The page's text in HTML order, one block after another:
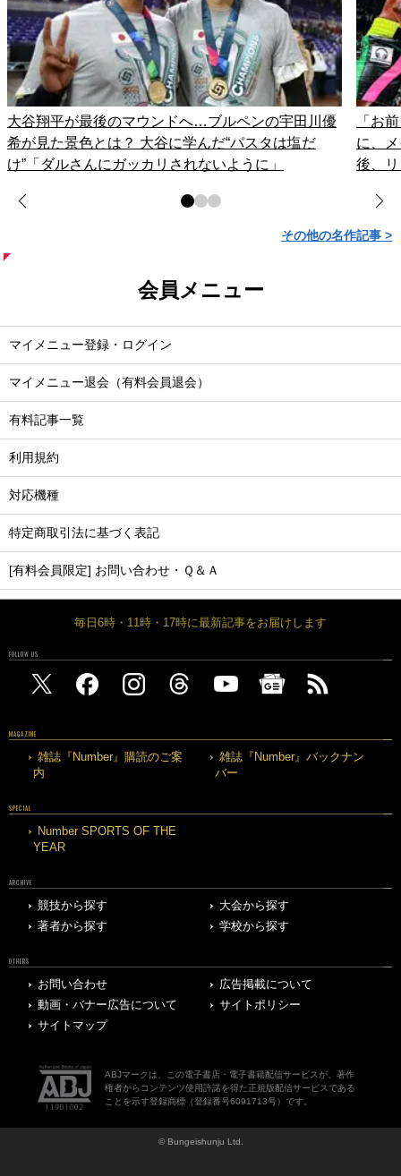
大谷翔平が最後のマウンドへ…ブルペンの宇田川優
希が見た景色とは？ 大谷に学んだ“パスタは塩だ
け”「ダルさんにガッカリされないように」
「お
に、
後、
その他の名作記事 >
会員メニュー
マイメニュー登録・ログイン
マイメニュー退会（有料会員退会）
有料記事一覧
利用規約
対応機種
特定商取引法に基づく表記
[有料会員限定] お問い合わせ・Ｑ＆Ａ
毎日6時・11時・17時に最新記事をお届けします
FOLLOW US
MAGAZINE
雑誌『Number』購読のご案
内
雑誌『Number』バックナン
バー
SPECIAL
Number SPORTS OF THE
YEAR
ARCHIVE
競技から探す
大会から探す
著者から探す
学校から探す
OTHERS
お問い合わせ
広告掲載について
動画・バナー広告について
サイトポリシー
サイトマップ
ABJマークは、この電子書店・電子書籍配信サービスが、著作
権者からコンテンツ使用許諾を得た正規版配信サービスである
ことを示す登録商標（登録番号6091713号）です。
© Bungeishunju Ltd.